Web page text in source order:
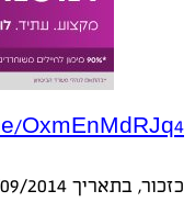
OxmEnMdRJq4